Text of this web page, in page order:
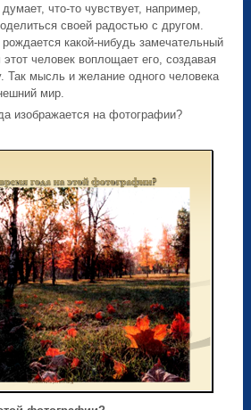
что-то чувствует, например,
своей радостью с другом.
какой-нибудь замечательный
человек воплощает его, создавая
Так мысль и желание одного человека
мир.
изображается на фотографии?